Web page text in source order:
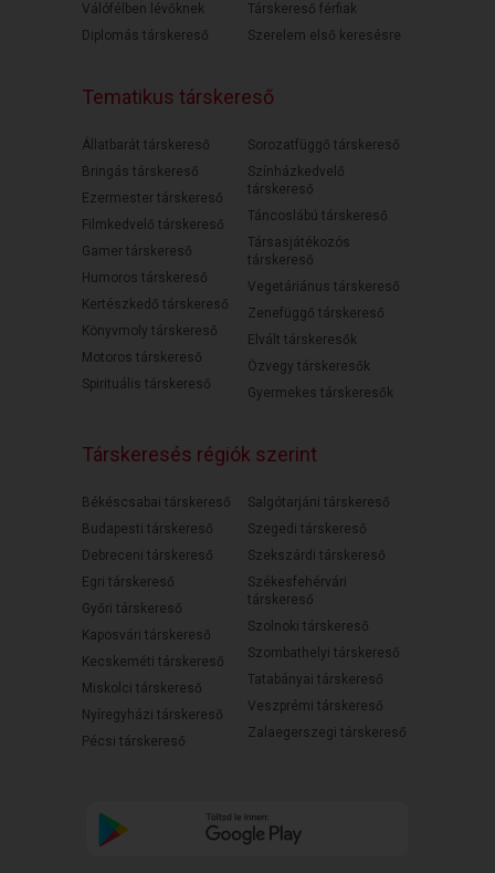
Válófélben lévőknek
Diplomás társkereső
Társkereső férfiak
Szerelem első keresésre
Tematikus társkereső
Állatbarát társkereső
Bringás társkereső
Ezermester társkereső
Filmkedvelő társkereső
Gamer társkereső
Humoros társkereső
Kertészkedő társkereső
Könyvmoly társkereső
Motoros társkereső
Spirituális társkereső
Sorozatfüggő társkereső
Színházkedvelő
társkereső
Táncoslábú társkereső
Társasjátékozós
társkereső
Vegetáriánus társkereső
Zenefüggő társkereső
Elvált társkeresők
Özvegy társkeresők
Gyermekes társkeresők
Társkeresés régiók szerint
Békéscsabai társkereső
Budapesti társkereső
Debreceni társkereső
Egri társkereső
Győri társkereső
Kaposvári társkereső
Kecskeméti társkereső
Miskolci társkereső
Nyíregyházi társkereső
Pécsi társkereső
Salgótarjáni társkereső
Szegedi társkereső
Szekszárdi társkereső
Székesfehérvári
társkereső
Szolnoki társkereső
Szombathelyi társkereső
Tatabányai társkereső
Veszprémi társkereső
Zalaegerszegi társkereső